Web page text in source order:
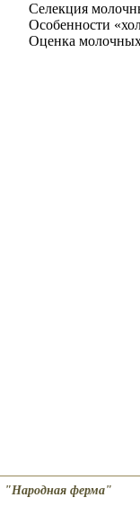
Селекция
Особенности
Оценка
"Народная ферма"